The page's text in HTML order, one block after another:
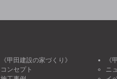
《甲田建設の家づくり》
コンセプト
《
ニ